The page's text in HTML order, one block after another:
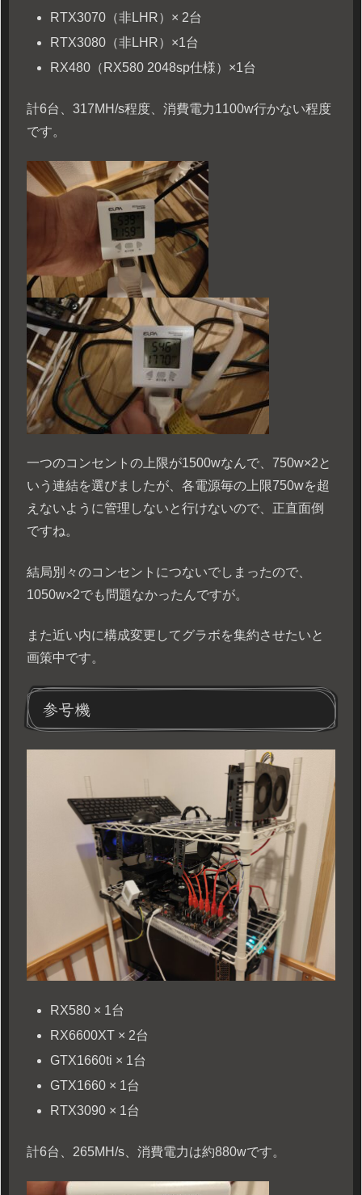
RTX3070（非LHR）× 2台
RTX3080（非LHR）×1台
RX480（RX580 2048sp仕様）×1台
計6台、317MH/s程度、消費電力1100w行かない程度
です。
一つのコンセントの上限が1500wなんで、750w×2と
いう連結を選びましたが、各電源毎の上限750wを超
えないように管理しないと行けないので、正直面倒
ですね。
結局別々のコンセントにつないでしまったので、
1050w×2でも問題なかったんですが。
また近い内に構成変更してグラボを集約させたいと
画策中です。
参号機
RX580 × 1台
RX6600XT × 2台
GTX1660ti × 1台
GTX1660 × 1台
RTX3090 × 1台
計6台、265MH/s、消費電力は約880wです。